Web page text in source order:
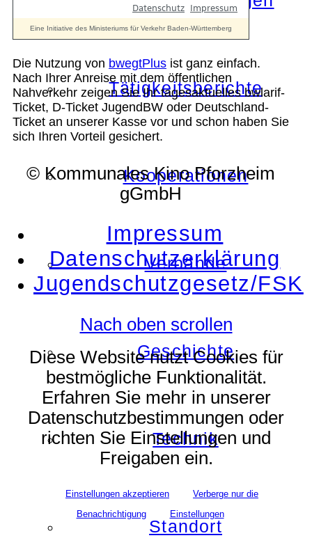
Tätigkeitsberichte
Kooperationen
Verbände
Geschichte
Technik
Standort
Die Nutzung von bwegtPlus ist ganz einfach.
Nach Ihrer Anreise mit dem öffentlichen
Nahverkehr zeigen Sie Ihr tagesaktuelles bwlarif-
Ticket, D-Ticket JugendBW oder Deutschland-
Ticket an unserer Kasse vor und schon haben Sie
sich Ihren Vorteil gesichert.
© Kommunales Kino Pforzheim
gGmbH
Impressum
Datenschutzerklärung
Jugendschutzgesetz/FSK
Nach oben scrollen
Diese Website nutzt Cookies für
bestmögliche Funktionalität.
Erfahren Sie mehr in unserer
Datenschutzbestimmungen oder
richten Sie Einstellungen und
Freigaben ein.
Einstellungen akzeptieren
Verberge nur die
Benachrichtigung
Einstellungen